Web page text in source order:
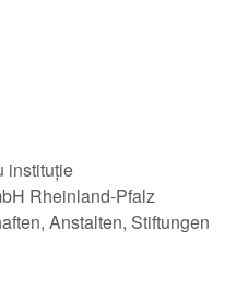
instituție
Rheinland-Pfalz
Anstalten, Stiftungen